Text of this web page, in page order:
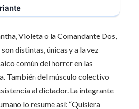
Violeta o la Comandante Dos,
distintas, únicas y a la vez
común del horror en las
También del músculo colectivo
al dictador. La integrante
lo resume así: “Quisiera